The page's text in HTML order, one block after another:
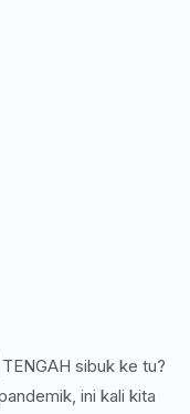
TENGAH sibuk ke tu?
ini kali kita